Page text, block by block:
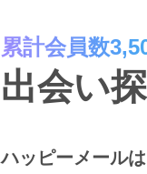
累計会員数
出会い
ハッピーメール